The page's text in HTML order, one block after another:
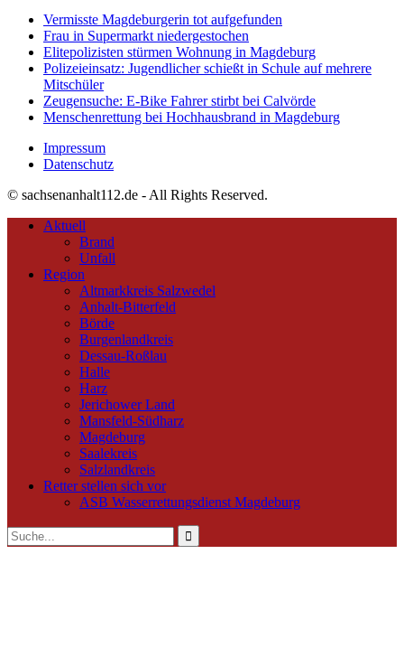
Vermisste Magdeburgerin tot aufgefunden
Frau in Supermarkt niedergestochen
Elitepolizisten stürmen Wohnung in Magdeburg
Polizeieinsatz: Jugendlicher schießt in Schule auf mehrere
Mitschüler
Zeugensuche: E-Bike Fahrer stirbt bei Calvörde
Menschenrettung bei Hochhausbrand in Magdeburg
Impressum
Datenschutz
© sachsenanhalt112.de - All Rights Reserved.
Aktuell
Brand
Unfall
Region
Altmarkkreis Salzwedel
Anhalt-Bitterfeld
Börde
Burgenlandkreis
Dessau-Roßlau
Halle
Harz
Jerichower Land
Mansfeld-Südharz
Magdeburg
Saalekreis
Salzlandkreis
Retter stellen sich vor
ASB Wasserrettungsdienst Magdeburg